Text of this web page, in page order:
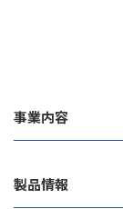
事業内容
製品情報